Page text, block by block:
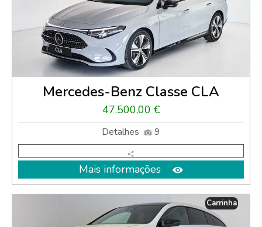
Mercedes-Benz Classe CLA
47.500,00 €
Detalhes 9
Mais informações
Carrinha